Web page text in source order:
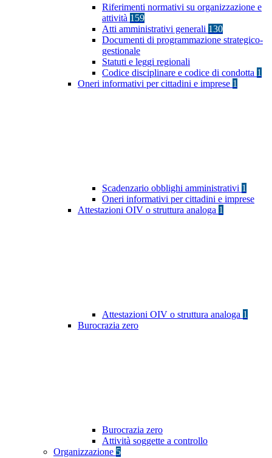
Riferimenti normativi su organizzazione e
attività 159
Atti amministrativi generali 130
Documenti di programmazione strategico-
gestionale
Statuti e leggi regionali
Codice disciplinare e codice di condotta 1
Oneri informativi per cittadini e imprese 1
Scadenzario obblighi amministrativi 1
Oneri informativi per cittadini e imprese
Attestazioni OIV o struttura analoga 1
Attestazioni OIV o struttura analoga 1
Burocrazia zero
Burocrazia zero
Attività soggette a controllo
Organizzazione 5